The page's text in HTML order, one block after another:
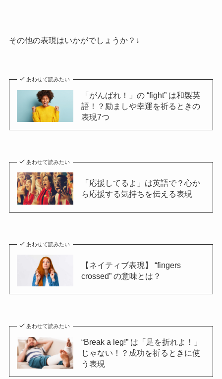
その他の表現はいかがでしょうか？↓
あわせて読みたい
「がんばれ！」の “fight” は和製英
語！？励ましや幸運を祈るときの
表現7つ
あわせて読みたい
「応援してるよ」は英語で？心か
ら応援する気持ちを伝える表現
あわせて読みたい
【ネイティブ表現】 “fingers
crossed” の意味とは？
あわせて読みたい
“Break a leg!” は「足を折れよ！」
じゃない！？成功を祈るときに使
う表現